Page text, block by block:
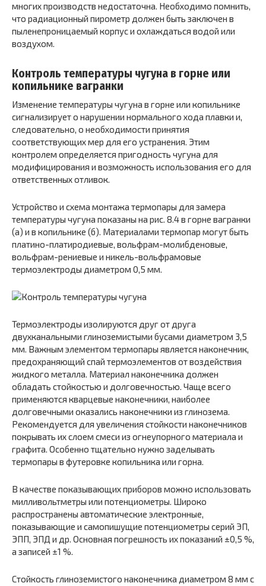
многих производств недостаточна. Необходимо помнить,
что радиационный пирометр должен быть заключен в
пыленепроницаемый корпус и охлаждаться водой или
воздухом.
Контроль температуры чугуна в горне или
копильнике вагранки
Изменение температуры чугуна в горне или копильнике
сигнализирует о нарушении нормального хода плавки и,
следовательно, о необходимости принятия
соответствующих мер для его устранения. Этим
контролем определяется пригодность чугуна для
модифицирования и возможность использования его для
ответственных отливок.
Устройство и схема монтажа термопары для замера
температуры чугуна показаны на рис. 8.4 в горне вагранки
(а) и в копильнике (б). Материалами термопар могут быть
платино-платиродиевые, вольфрам-молибденовые,
вольфрам-рениевые и никель-вольфрамовые
термоэлектроды диаметром 0,5 мм.
Термоэлектроды изолируются друг от друга
двухканальными глиноземистыми бусами диаметром 3,5
мм. Важным элементом термопары является наконечник,
предохраняющий спай термоэлементов от воздействия
жидкого металла. Материал наконечника должен
обладать стойкостью и долговечностью. Чаще всего
применяются кварцевые наконечники, наиболее
долговечными оказались наконечники из глинозема.
Рекомендуется для увеличения стойкости наконечников
покрывать их слоем смеси из огнеупорного материала и
графита. Особенно тщательно нужно заделывать
термопары в футеровке копильника или горна.
В качестве показывающих приборов можно использовать
милливольтметры или потенциометры. Широко
распространены автоматические электронные,
показывающие и самопишущие потенциометры серий ЭП,
ЭПП, ЭПД и др. Основная погрешность их показаний ±0,5 %,
а записей ±1 %.
Стойкость глиноземистого наконечника диаметром 8 мм с